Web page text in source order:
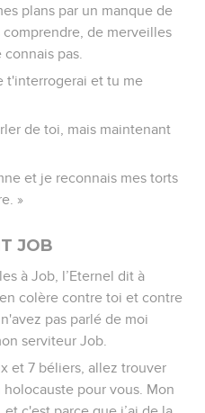
plans par un manque de
comprendre, de merveilles
pas.
t'interrogerai et tu me
de toi, mais maintenant
et je reconnais mes torts
»
JOB
à Job, l’Eternel dit à
colère contre toi et contre
pas parlé de moi
serviteur Job.
et 7 béliers, allez trouver
pour vous. Mon